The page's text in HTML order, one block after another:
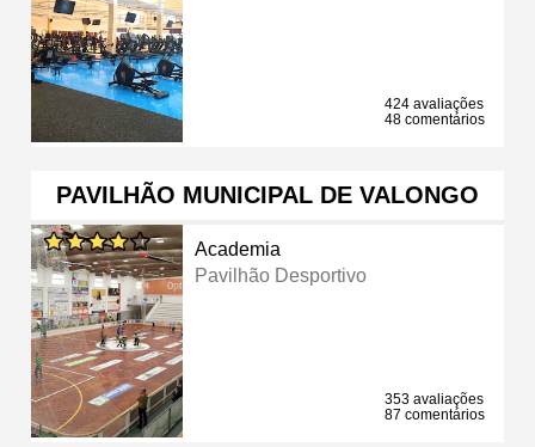
424 avaliações
48 comentários
PAVILHÃO MUNICIPAL DE VALONGO
Academia
Pavilhão Desportivo
353 avaliações
87 comentários